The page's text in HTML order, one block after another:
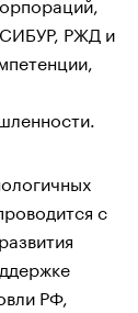
СИБУР, РЖД и
с
РФ,